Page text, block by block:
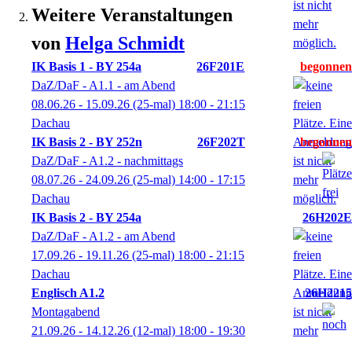
Weitere Veranstaltungen
von Helga Schmidt
IK Basis 1 - BY 254a
26F201E
DaZ/DaF - A1.1 - am Abend
08.06.26 - 15.09.26 (25-mal) 18:00 - 21:15
Dachau
IK Basis 2 - BY 252n
26F202T
DaZ/DaF - A1.2 - nachmittags
08.07.26 - 24.09.26 (25-mal) 14:00 - 17:15
Dachau
IK Basis 2 - BY 254a
26H202E
DaZ/DaF - A1.2 - am Abend
17.09.26 - 19.11.26 (25-mal) 18:00 - 21:15
Dachau
Englisch A1.2
26H2215
Montagabend
21.09.26 - 14.12.26 (12-mal) 18:00 - 19:30